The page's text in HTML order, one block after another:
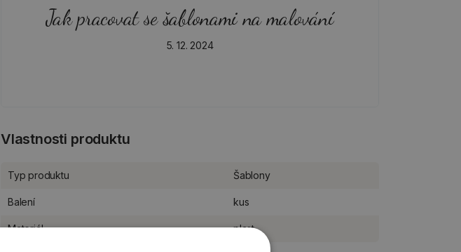
Jak pracovat se šablonami na malování
5. 12. 2024
Vlastnosti produktu
Typ produktu Šablony
Balení kus
Materiál plast